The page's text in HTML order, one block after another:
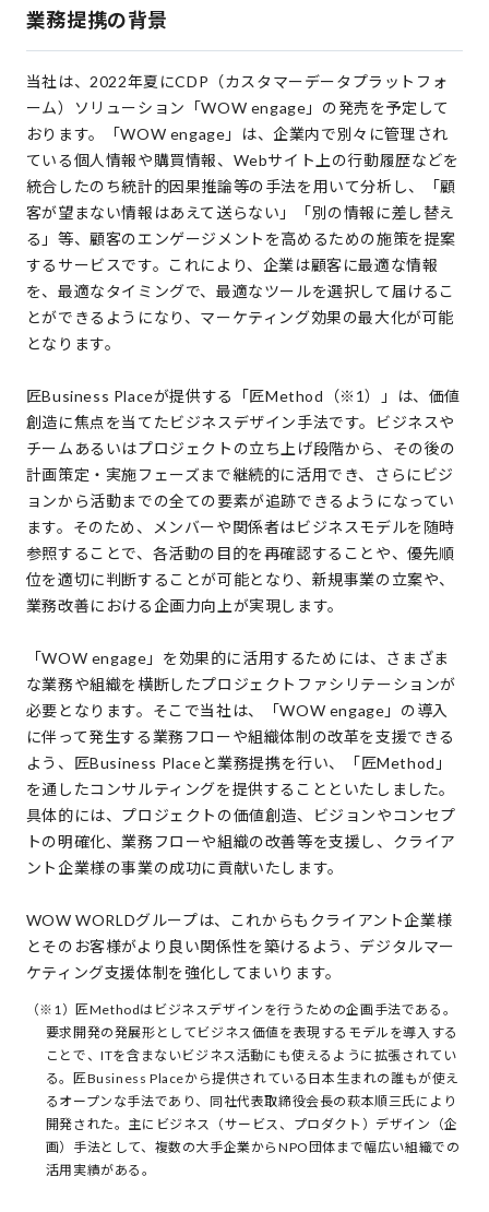
業務提携の背景
当社は、2022年夏にCDP（カスタマーデータプラットフォ
ーム）ソリューション「WOW engage」の発売を予定して
おります。「WOW engage」は、企業内で別々に管理され
ている個人情報や購買情報、Webサイト上の行動履歴などを
統合したのち統計的因果推論等の手法を用いて分析し、「顧
客が望まない情報はあえて送らない」「別の情報に差し替え
る」等、顧客のエンゲージメントを高めるための施策を提案
するサービスです。これにより、企業は顧客に最適な情報
を、最適なタイミングで、最適なツールを選択して届けるこ
とができるようになり、マーケティング効果の最大化が可能
となります。
匠Business Placeが提供する「匠Method（※1）」は、価値
創造に焦点を当てたビジネスデザイン⼿法です。ビジネスや
チームあるいはプロジェクトの立ち上げ段階から、その後の
計画策定・実施フェーズまで継続的に活⽤でき、さらにビジ
ョンから活動までの全ての要素が追跡できるようになってい
ます。そのため、メンバーや関係者はビジネスモデルを随時
参照することで、各活動の⽬的を再確認することや、優先順
位を適切に判断することが可能となり、新規事業の立案や、
業務改善における企画力向上が実現します。
「WOW engage」を効果的に活用するためには、さまざま
な業務や組織を横断したプロジェクトファシリテーションが
必要となります。そこで当社は、「WOW engage」の導入
に伴って発生する業務フローや組織体制の改革を支援できる
よう、匠Business Placeと業務提携を行い、「匠Method」
を通したコンサルティングを提供することといたしました。
具体的には、プロジェクトの価値創造、ビジョンやコンセプ
トの明確化、業務フローや組織の改善等を支援し、クライア
ント企業様の事業の成功に貢献いたします。
WOW WORLDグループは、これからもクライアント企業様
とそのお客様がより良い関係性を築けるよう、デジタルマー
ケティング支援体制を強化してまいります。
（※1）匠Methodはビジネスデザインを行うための企画⼿法である。
要求開発の発展形としてビジネス価値を表現するモデルを導⼊する
ことで、ITを含まないビジネス活動にも使えるように拡張されてい
る。匠Business Placeから提供されている⽇本⽣まれの誰もが使え
るオープンな⼿法であり、同社代表取締役会⻑の萩本順三⽒により
開発された。主にビジネス（サービス、プロダクト）デザイン（企
画）⼿法として、複数の⼤⼿企業からNPO団体まで幅広い組織での
活⽤実績がある。